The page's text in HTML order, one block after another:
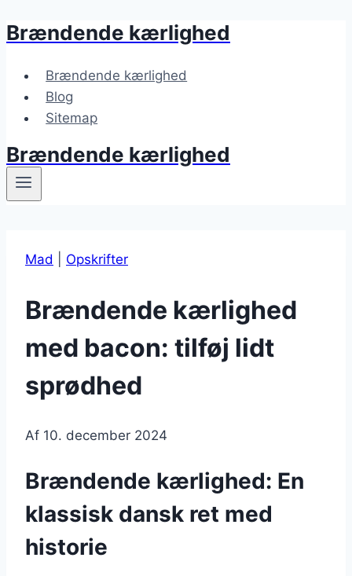
Fortsæt
indhold
Brændende kærlighed
Brændende kærlighed
Blog
Sitemap
Brændende kærlighed
Mad Opskrifter
Brændende kærlighed
med bacon: tilføj lidt
sprødhed
Af 10. december 2024
Brændende kærlighed: En
klassisk dansk ret med
historie